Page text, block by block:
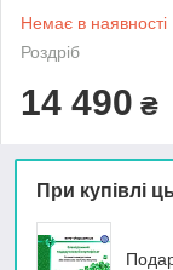
Немає в наявності
Роздріб
14 490 ₴
При купівлі